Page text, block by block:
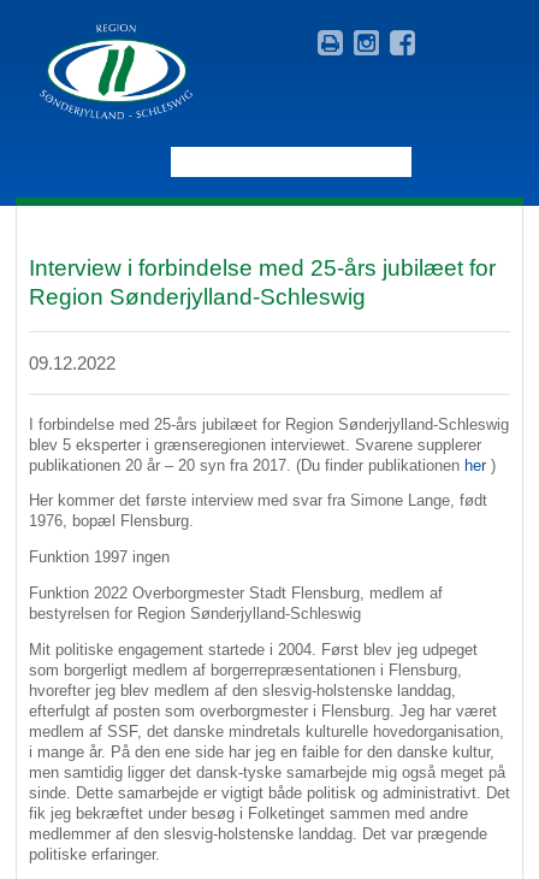
Interview i forbindelse med 25-års jubilæet for
Region Sønderjylland-Schleswig
09.12.2022
I forbindelse med 25-års jubilæet for Region Sønderjylland-Schleswig
blev 5 eksperter i grænseregionen interviewet. Svarene supplerer
publikationen 20 år – 20 syn fra 2017. (Du finder publikationen her )
Her kommer det første interview med svar fra Simone Lange, født
1976, bopæl Flensburg.
Funktion 1997 ingen
Funktion 2022 Overborgmester Stadt Flensburg, medlem af
bestyrelsen for Region Sønderjylland-Schleswig
Mit politiske engagement startede i 2004. Først blev jeg udpeget
som borgerligt medlem af borgerrepræsentationen i Flensburg,
hvorefter jeg blev medlem af den slesvig-holstenske landdag,
efterfulgt af posten som overborgmester i Flensburg. Jeg har været
medlem af SSF, det danske mindretals kulturelle hovedorganisation,
i mange år. På den ene side har jeg en faible for den danske kultur,
men samtidig ligger det dansk-tyske samarbejde mig også meget på
sinde. Dette samarbejde er vigtigt både politisk og administrativt. Det
fik jeg bekræftet under besøg i Folketinget sammen med andre
medlemmer af den slesvig-holstenske landdag. Det var prægende
politiske erfaringer.